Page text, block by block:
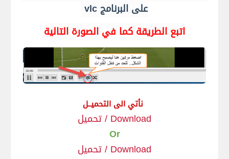
على البرنامج vlc
اتبع الطريقة كما في الصورة التالية
نأتي الى التحميــل
Download / تحميل
Or
Download / تحميل